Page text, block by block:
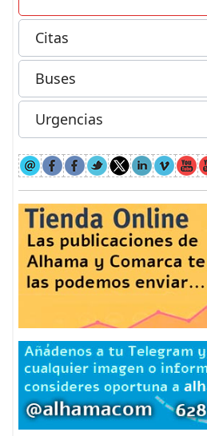
Citas
Buses
Urgencias